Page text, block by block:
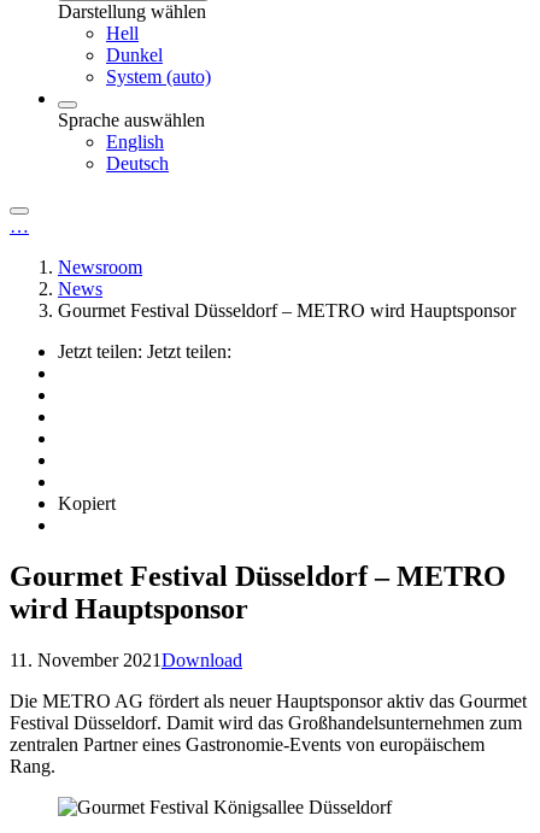
Darstellung wählen
Hell
Dunkel
System (auto)
Sprache auswählen
English
Deutsch
…
Newsroom
News
Gourmet Festival Düsseldorf – METRO wird Hauptsponsor
Jetzt teilen: Jetzt teilen:
Kopiert
Gourmet Festival Düsseldorf – METRO
wird Hauptsponsor
11. November 2021Download
Die METRO AG fördert als neuer Hauptsponsor aktiv das Gourmet
Festival Düsseldorf. Damit wird das Großhandelsunternehmen zum
zentralen Partner eines Gastronomie-Events von europäischem
Rang.